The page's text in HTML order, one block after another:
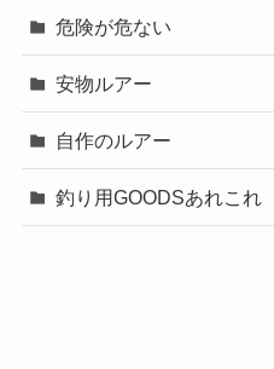
危険が危ない
安物ルアー
自作のルアー
釣り用GOODSあれこれ